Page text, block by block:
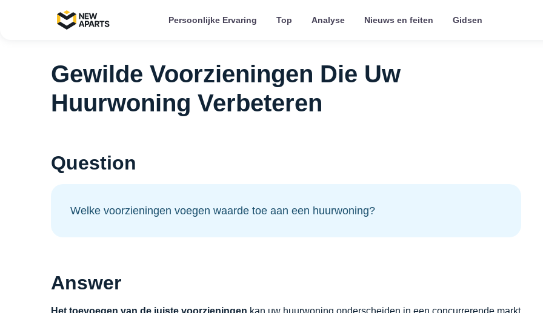
Persoonlijke Ervaring Top Analyse Nieuws en feiten Gidsen
Gewilde Voorzieningen Die Uw
Huurwoning Verbeteren
Question
Welke voorzieningen voegen waarde toe aan een huurwoning?
Answer
Het toevoegen van de juiste voorzieningen kan uw huurwoning onderscheiden in een concurrerende markt